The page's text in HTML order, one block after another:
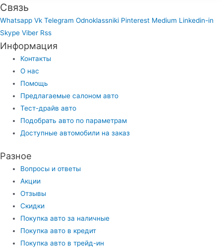
Связь
Whatsapp Vk Telegram Odnoklassniki Pinterest Medium Linkedin-in
Skype Viber Rss
Информация
Контакты
О нас
Помощь
Предлагаемые салоном авто
Тест-драйв авто
Подобрать авто по параметрам
Доступные автомобили на заказ
Разное
Вопросы и ответы
Акции
Отзывы
Скидки
Покупка авто за наличные
Покупка авто в кредит
Покупка авто в трейд-ин